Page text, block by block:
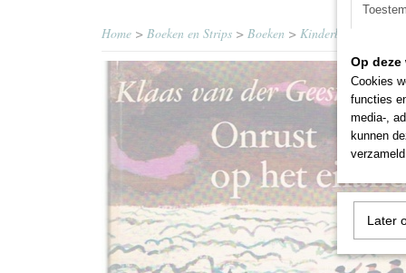
Home > Boeken en Strips > Boeken > Kinderboeken
Op
Cookies
functies
media-,
kunnen
Later